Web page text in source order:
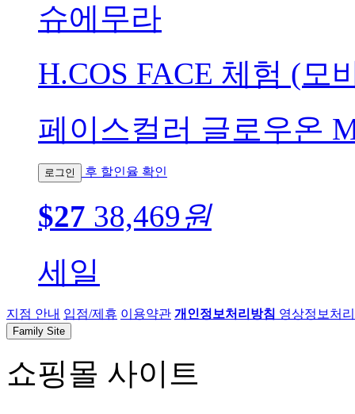
슈에무라
H.COS FACE 체험 (모
페이스컬러 글로우온
로그인 후 할인율 확인
$27 38,469원
세일
지점 안내 입점/제휴 이용약관 개인정보처리방침 영상정보처
Family Site
쇼핑몰 사이트